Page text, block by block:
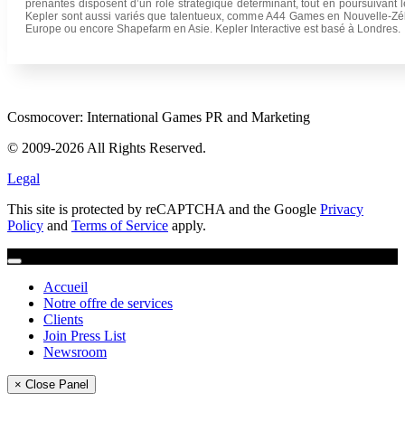
prenantes disposent d’un rôle stratégique déterminant, tout en
Kepler sont aussi variés que talentueux, comme A44 Games en Nouvelle-
Europe ou encore Shapefarm en Asie. Kepler Interactive est basé à Londres.
Cosmocover: International Games PR and Marketing
© 2009-2026 All Rights Reserved.
Legal
This site is protected by reCAPTCHA and the Google Privacy
Policy and Terms of Service apply.
Accueil
Notre offre de services
Clients
Join Press List
Newsroom
× Close Panel